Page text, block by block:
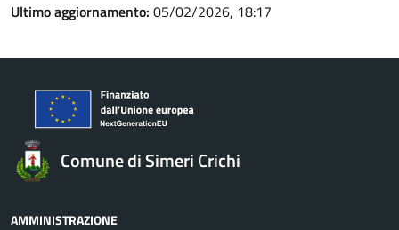
Ultimo aggiornamento: 05/02/2026, 18:17
Comune di Simeri Crichi
AMMINISTRAZIONE